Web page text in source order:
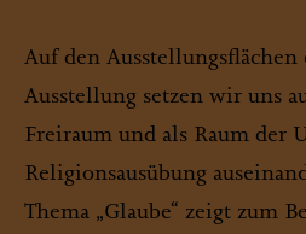
Auf den
Ausstellung setzen wir uns
Freiraum und als Raum der
Religionsausübung
Thema „Glaube“ zeigt zum